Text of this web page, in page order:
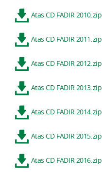
Atas CD FADIR 2010.zip
Atas CD FADIR 2011.zip
Atas CD FADIR 2012.zip
Atas CD FADIR 2013.zip
Atas CD FADIR 2014.zip
Atas CD FADIR 2015.zip
Atas CD FADIR 2016.zip